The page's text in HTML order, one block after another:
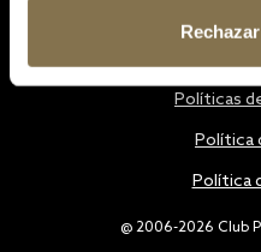
@ 2006-2026 Club
Políticas
Política
Política